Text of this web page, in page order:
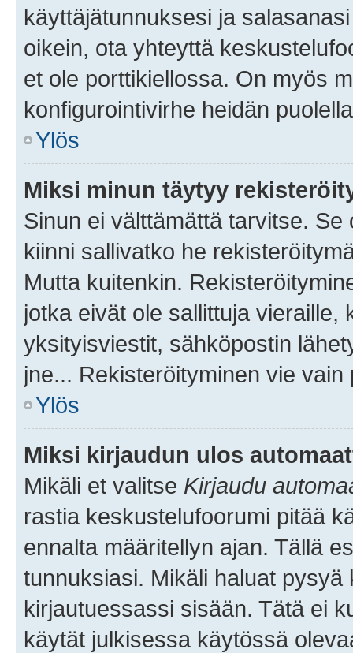
käyttäjätunnuksesi ja
oikein, ota yhteyttä
et ole porttikiellossa. On myös
konfigurointivirhe heidän
Ylös
Miksi minun täytyy
Sinun ei välttämättä tarvitse.
kiinni sallivatko he
Mutta kuitenkin.
jotka eivät ole sallittuja vieraille,
yksityisviestit, sähköpostin
jne... Rekisteröityminen vie
Ylös
Miksi kirjaudun ulos
Mikäli et valitse Kirjaudu
rastia keskustelufoorumi pitää
ennalta määritellyn ajan. Tällä
tunnuksiasi. Mikäli haluat
kirjautuessassi sisään. Tätä ei
käytät julkisessa käytössä